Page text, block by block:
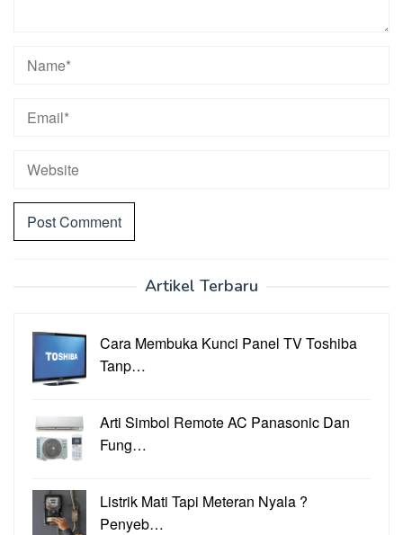
Artikel Terbaru
Cara Membuka Kunci Panel TV Toshiba
Tanp…
Arti Simbol Remote AC Panasonic Dan
Fung…
Listrik Mati Tapi Meteran Nyala ?
Penyeb…